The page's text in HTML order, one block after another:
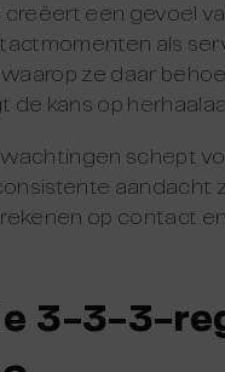
een gevoel
als
ze daar
kans op
schept
aandacht
op contact
3-3-3-